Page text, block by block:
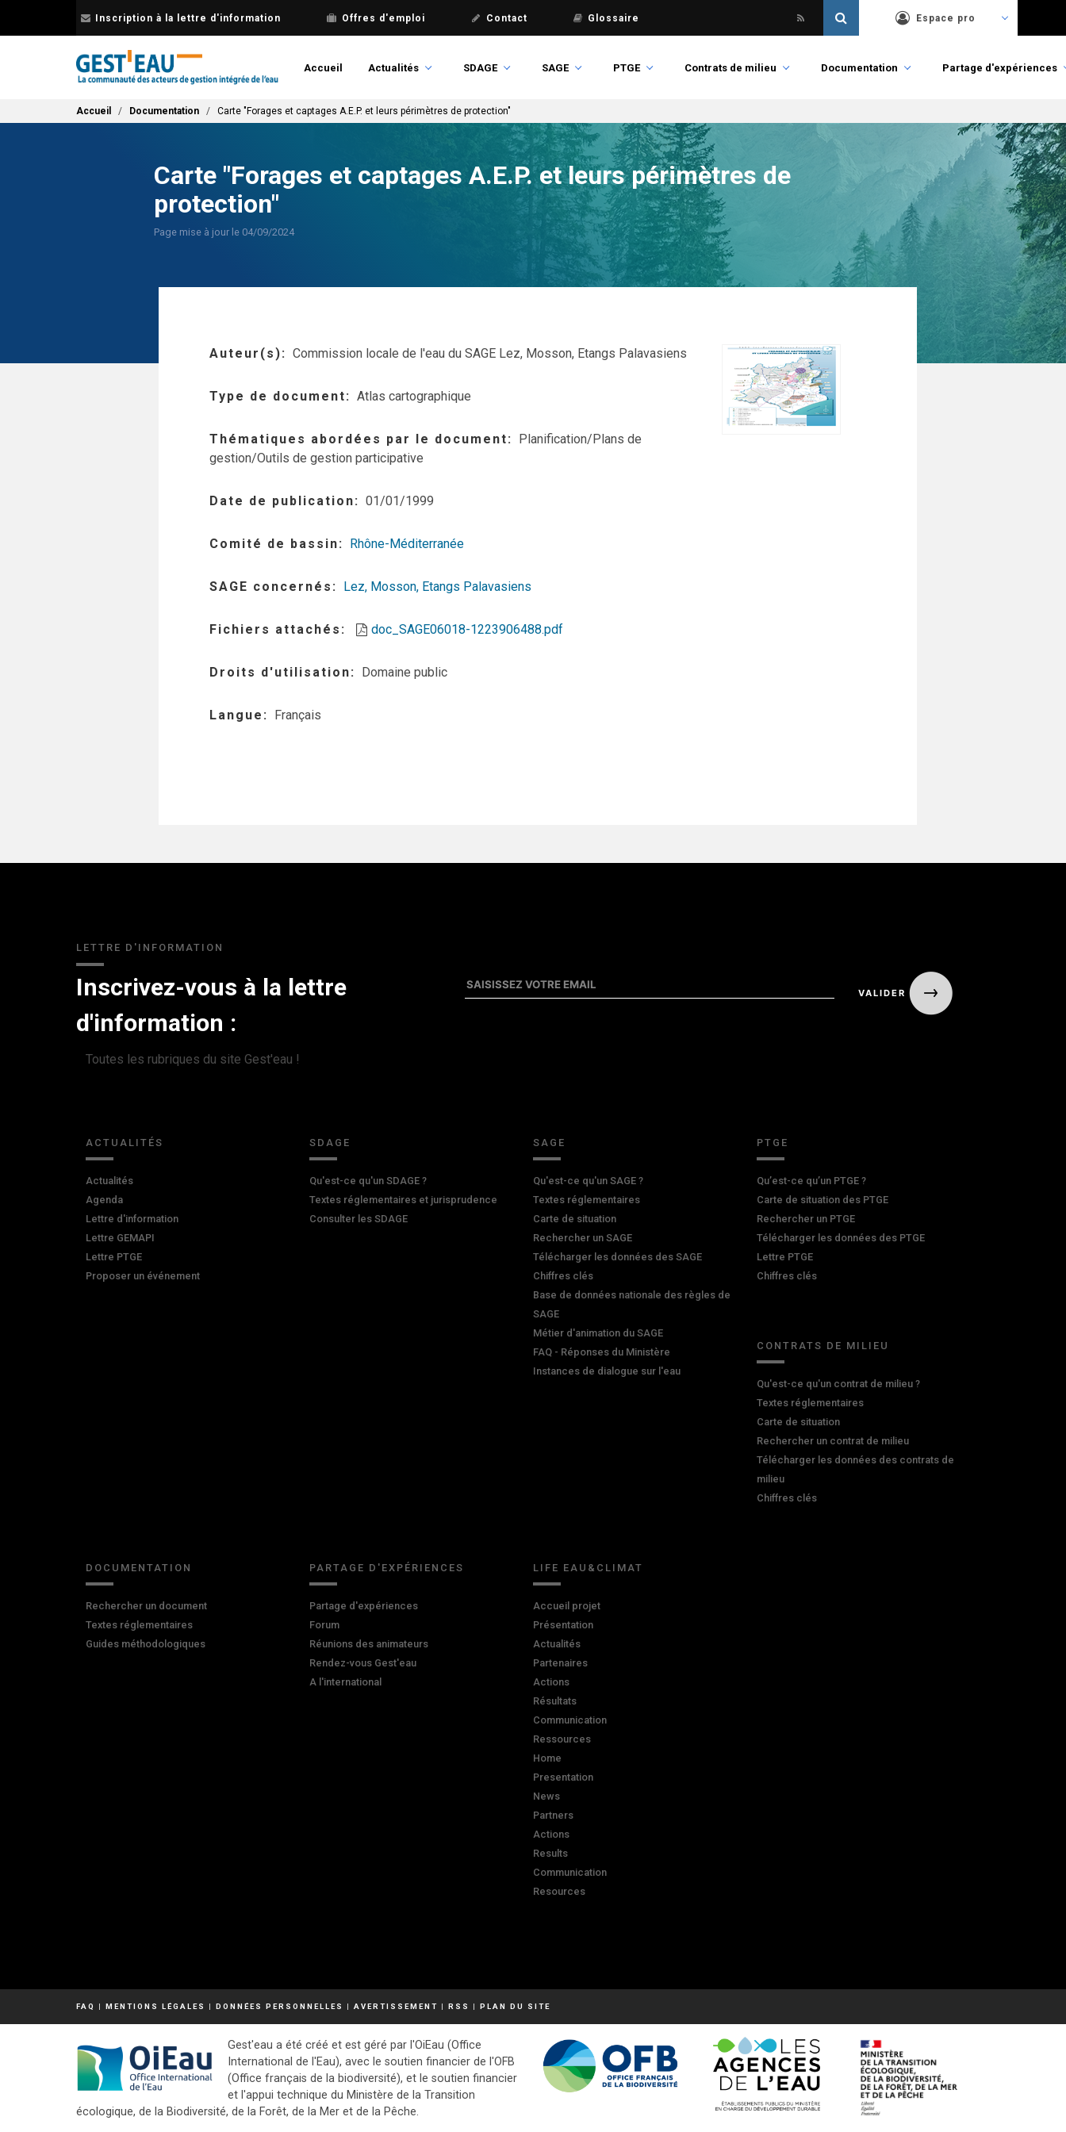
Inscription à la lettre d'information Offres d'emploi Contact Glossaire Espace pro
Accueil Actualités SDAGE SAGE PTGE Contrats de milieu Documentation Partage d'expériences
Fil d'Ariane
Accueil Documentation Carte "Forages et captages A.E.P. et leurs périmètres de protection"
Carte "Forages et captages A.E.P. et leurs périmètres de
protection"
Page mise à jour le 04/09/2024
Auteur(s) Commission locale de l'eau du SAGE Lez, Mosson, Etangs Palavasiens
Type de document Atlas cartographique
Thématiques abordées par le document
Planification/Plans de
gestion/Outils de gestion participative
Date de publication 01/01/1999
Comité de bassin Rhône-Méditerranée
SAGE concernés Lez, Mosson, Etangs Palavasiens
Fichiers attachés doc_SAGE06018-1223906488.pdf
Droits d'utilisation Domaine public
Langue Français
LETTRE D'INFORMATION
Inscrivez-vous à la lettre
d'information :
Toutes les rubriques du site Gest'eau !
ACTUALITÉS
Actualités
Agenda
Lettre d'information
Lettre GEMAPI
Lettre PTGE
Proposer un événement
SDAGE
Qu'est-ce qu'un SDAGE ?
Textes réglementaires et jurisprudence
Consulter les SDAGE
SAGE
Qu'est-ce qu'un SAGE ?
Textes réglementaires
Carte de situation
Rechercher un SAGE
Télécharger les données des SAGE
Chiffres clés
Base de données nationale des règles de
SAGE
Métier d'animation du SAGE
FAQ - Réponses du Ministère
Instances de dialogue sur l'eau
PTGE
Qu’est-ce qu’un PTGE ?
Carte de situation des PTGE
Rechercher un PTGE
Télécharger les données des PTGE
Lettre PTGE
Chiffres clés
CONTRATS DE MILIEU
Qu'est-ce qu'un contrat de milieu ?
Textes réglementaires
Carte de situation
Rechercher un contrat de milieu
Télécharger les données des contrats de
milieu
Chiffres clés
DOCUMENTATION
Rechercher un document
Textes réglementaires
Guides méthodologiques
PARTAGE D'EXPÉRIENCES
Partage d'expériences
Forum
Réunions des animateurs
Rendez-vous Gest'eau
A l'international
LIFE EAU&CLIMAT
Accueil projet
Présentation
Actualités
Partenaires
Actions
Résultats
Communication
Ressources
Home
Presentation
News
Partners
Actions
Results
Communication
Resources
FAQ | MENTIONS LÉGALES | DONNÉES PERSONNELLES | AVERTISSEMENT | RSS | PLAN DU SITE
Gest'eau a été créé et est géré par l'OiEau (Office
International de l'Eau), avec le soutien financier de l'OFB
(Office français de la biodiversité), et le soutien financier
et l'appui technique du Ministère de la Transition
écologique, de la Biodiversité, de la Forêt, de la Mer et de la Pêche.